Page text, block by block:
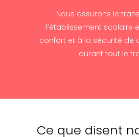
Nous assurons le
l’établissement scolaire
confort et à la sécurité de
durant tout le
Ce que disent